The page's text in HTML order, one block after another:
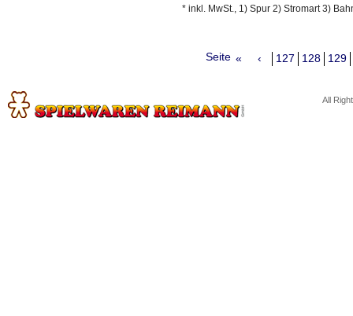
* inkl. MwSt., 1) Spur 2) Stromart 3)
Seite « ‹ 127 128 129
All